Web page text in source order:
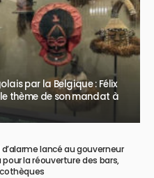
par la Belgique : Félix
thème de son mandat à
d’alarme lancé au gouverneur
la réouverture des bars,